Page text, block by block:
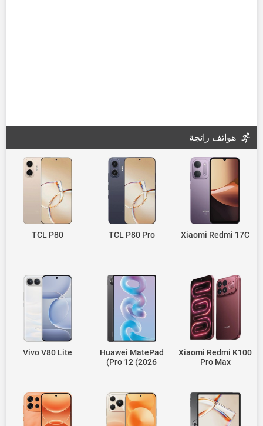
هواتف رائجة
Xiaomi Redmi 17C
TCL P80 Pro
TCL P80
Xiaomi Redmi K100
Pro Max
Huawei MatePad
Pro 12 (2026)
Vivo V80 Lite